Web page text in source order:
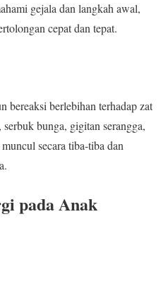
gejala dan langkah awal,
cepat dan tepat.
bereaksi berlebihan terhadap zat
bunga, gigitan serangga,
secara tiba-tiba dan
pada Anak